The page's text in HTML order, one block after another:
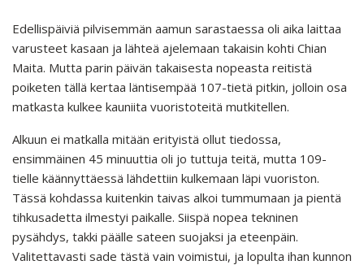
Edellispäiviä pilvisemmän aamun sarastaessa oli aika laittaa
varusteet kasaan ja lähteä ajelemaan takaisin kohti Chian
Maita. Mutta parin päivän takaisesta nopeasta reitistä
poiketen tällä kertaa läntisempää 107-tietä pitkin, jolloin osa
matkasta kulkee kauniita vuoristoteitä mutkitellen.
Alkuun ei matkalla mitään erityistä ollut tiedossa,
ensimmäinen 45 minuuttia oli jo tuttuja teitä, mutta 109-
tielle käännyttäessä lähdettiin kulkemaan läpi vuoriston.
Tässä kohdassa kuitenkin taivas alkoi tummumaan ja pientä
tihkusadetta ilmestyi paikalle. Siispä nopea tekninen
pysähdys, takki päälle sateen suojaksi ja eteenpäin.
Valitettavasti sade tästä vain voimistui, ja lopulta ihan kunnon